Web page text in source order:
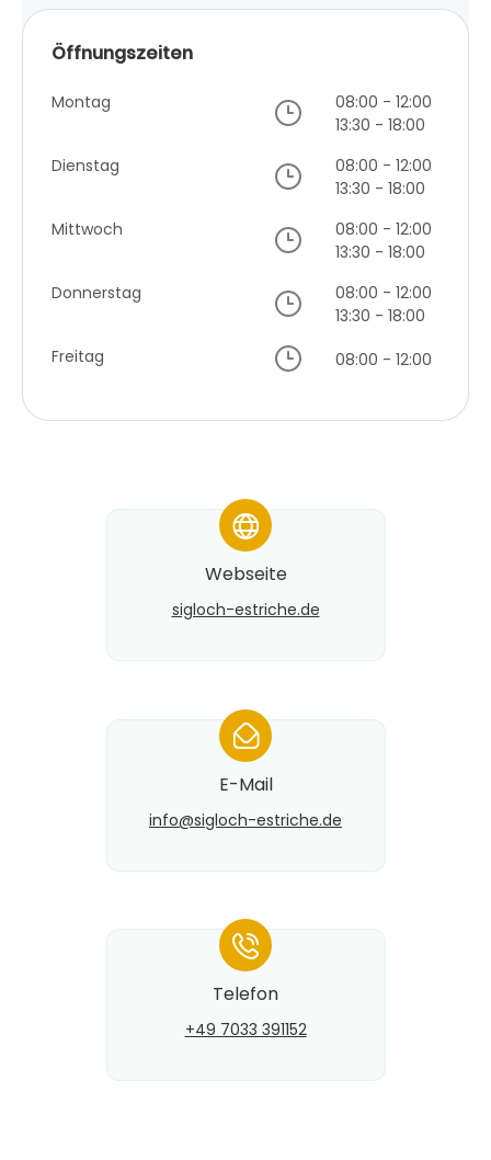
Öffnungszeiten
Montag
08:00 - 12:00
13:30 - 18:00
Dienstag
08:00 - 12:00
13:30 - 18:00
Mittwoch
08:00 - 12:00
13:30 - 18:00
Donnerstag
08:00 - 12:00
13:30 - 18:00
Freitag
08:00 - 12:00
*
Webseite
sigloch-estriche.de
*
E-Mail
info@​sigloch-estriche.de
*
Telefon
+49 7033 391152